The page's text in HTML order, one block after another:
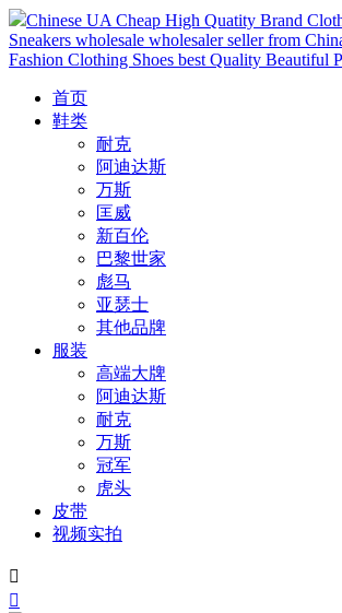
Chinese UA Cheap High Quatity Brand
Sneakers wholesale wholesaler seller from
Fashion Clothing Shoes best Quality Beautiful
首页
鞋类
耐克
阿迪达斯
万斯
匡威
新百伦
巴黎世家
彪马
亚瑟士
其他品牌
服装
高端大牌
阿迪达斯
耐克
万斯
冠军
虎头
皮带
视频实拍

